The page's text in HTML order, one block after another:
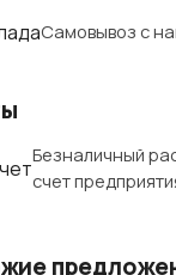
Самовывоз с
Безналичный
счет